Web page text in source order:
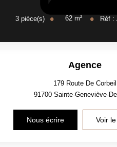
3pièce(s) 62m² Réf :
Agence
179 Route De Corbeil
91700 Sainte-Geneviève-
Nous écrire Voir